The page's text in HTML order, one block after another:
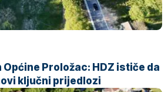
Proložac: HDZ ističe da
ključni prijedlozi